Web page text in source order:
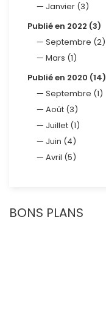
Janvier (3)
Publié en 2022 (3)
Septembre (2)
Mars (1)
Publié en 2020 (14)
Septembre (1)
Août (3)
Juillet (1)
Juin (4)
Avril (5)
BONS PLANS